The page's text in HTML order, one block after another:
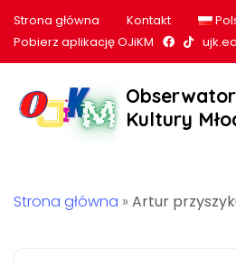
Strona główna Kontakt
Pobierz aplikację OJiKM
NaszNasz
Kultury
Strona główna » Artur